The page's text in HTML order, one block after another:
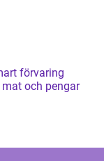
och pengar